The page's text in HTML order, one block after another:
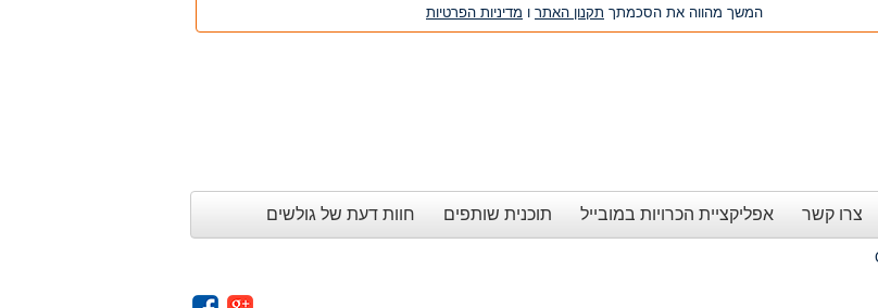
המשך מהווה את הסכמתך תקנון האתר ו מדיניות הפרטיות
צרו קשר אפליקציית הכרויות במובייל תוכנית שותפים
חוות דעת של גולשים